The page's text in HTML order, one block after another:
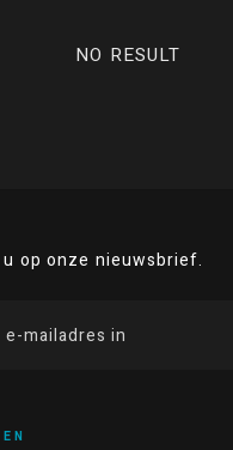
NO RESULT
op onze nieuwsbrief.